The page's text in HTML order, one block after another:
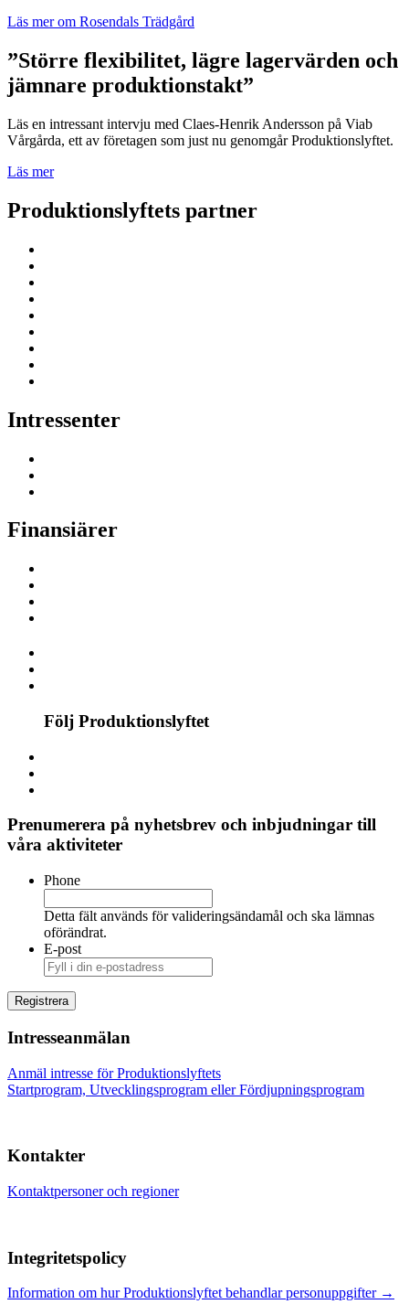
Läs mer om Rosendals Trädgård
”Större flexibilitet, lägre lagervärden och
jämnare produktionstakt”
Läs en intressant intervju med Claes-Henrik Andersson på Viab
Vårgårda, ett av företagen som just nu genomgår Produktionslyftet.
Läs mer
Produktionslyftets partner
Intressenter
Finansiärer
Följ Produktionslyftet
Prenumerera på nyhetsbrev och inbjudningar till
våra aktiviteter
Phone
Detta fält används för valideringsändamål och ska lämnas
oförändrat.
E-post
Intresseanmälan
Anmäl intresse för Produktionslyftets
Startprogram, Utvecklingsprogram eller Fördjupningsprogram
Kontakter
Kontaktpersoner och regioner
Integritetspolicy
Information om hur Produktionslyftet behandlar personuppgifter →